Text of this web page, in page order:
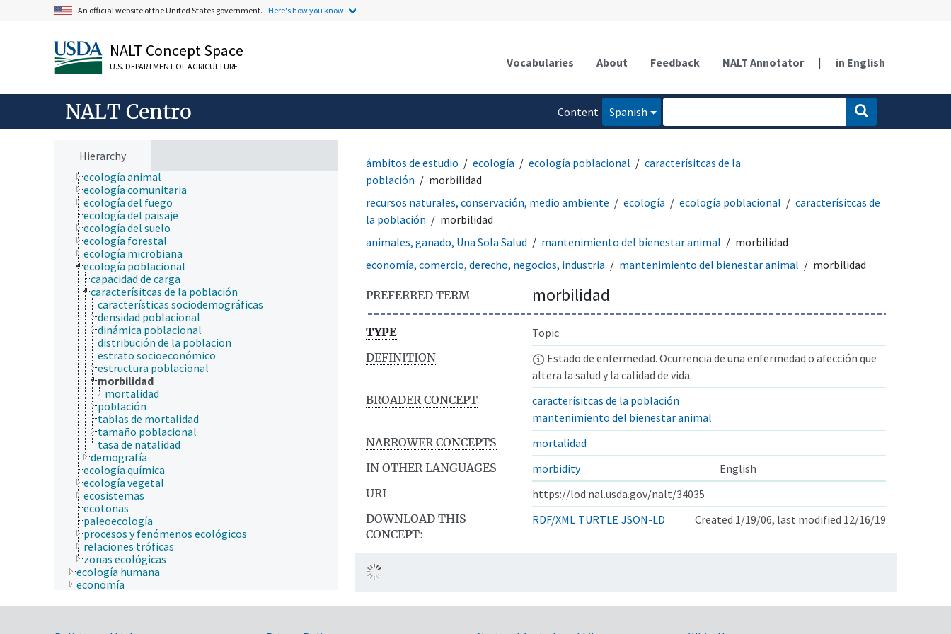
An official website of the United States government. Here's how you know.
NALT Concept Space
U.S. DEPARTMENT OF AGRICULTURE Vocabularies About Feedback NALT Annotator | in English
NALT Centro
Content
Spanish
Hierarchy
ciencia de los materiales
ciencia y tecnología geoespaciales
ciencias atmosféricas
ciencias del mar
comunicación (humana)
cultura y humanidades
ecología
agroecología
ecología animal
ecología comunitaria
ecología del fuego
ecología del paisaje
ecología del suelo
ecología forestal
ecología microbiana
ecología poblacional
capacidad de carga
caracterísitcas de la población
características sociodemográficas
densidad poblacional
dinámica poblacional
distribución de la poblacion
estrato socioeconómico
estructura poblacional
morbilidad
mortalidad
población
tablas de mortalidad
tamaño poblacional
tasa de natalidad
demografía
ecología química
ecología vegetal
ecosistemas
ecotonas
paleoecología
procesos y fenómenos ecológicos
relaciones tróficas
zonas ecológicas
ecología humana
economía
embriología
ámbitos de estudio ecología ecología poblacional
caracterísitcas de la
población
morbilidad
recursos naturales, conservación, medio ambiente
ecología ecología poblacional
caracterísitcas de
la población
morbilidad
animales, ganado, Una Sola Salud
mantenimiento del bienestar animal
morbilidad
economía, comercio, derecho, negocios, industria
mantenimiento del bienestar animal morbilidad
PREFERRED TERM morbilidad
TYPE
Topic
DEFINITION
Estado de enfermedad. Ocurrencia de una enfermedad o afección que
altera la salud y la calidad de vida.
BROADER CONCEPT
caracterísitcas de la población
mantenimiento del bienestar animal
NARROWER CONCEPTS
mortalidad
IN OTHER LANGUAGES
morbidity
English
URI
https://lod.nal.usda.gov/nalt/34035
DOWNLOAD THIS
CONCEPT:
RDF/XML TURTLE JSON-LD Created 1/19/06, last modified 12/16/19